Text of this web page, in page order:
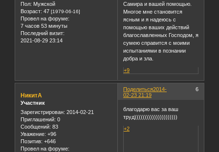
Пол: Мужской
Возраст: 47 [1979-06-16]
Провел на форуме:
7 часов 53 минуты
Последний визит:
2021-08-29 23:14
Самира и вашей помощью.
Многое мне становится
ясным и я надеюсь с
помощью ваших действий
благославленных Господом, я
сумею справится с моими
испытаниями в познании
добра и зла.
+9
Поделиться 6
2014-
02-23 21:19
НикитА
Участник
Зарегистрирован: 2014-02-21
Приглашений: 0
Сообщений: 83
Уважение: +96
Позитив: +646
Провел на форуме:
благодарю вас за ваш
труд))))))))))))))))))))))
+2